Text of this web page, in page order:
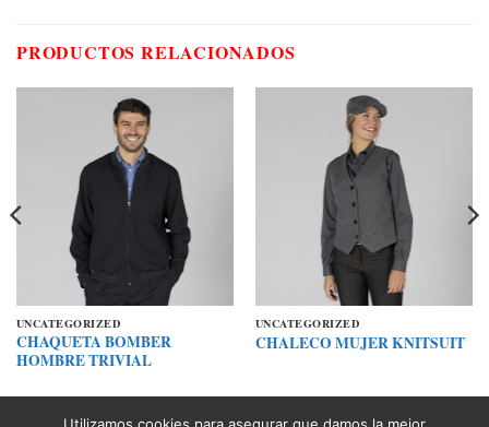
PRODUCTOS RELACIONADOS
UNCATEGORIZED
CHAQUETA BOMBER
HOMBRE TRIVIAL
UNCATEGORIZED
CHALECO MUJER KNITSUIT